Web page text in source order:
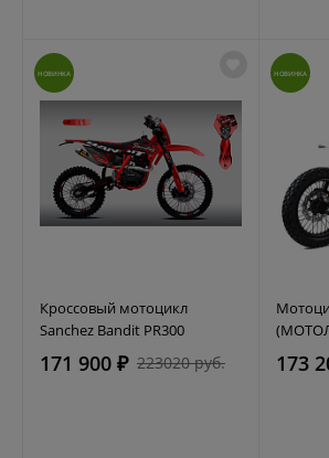
НОВИНКА
Кроссовый мотоцикл
Sanchez Bandit PR300
171 900 ₽ 223020 руб.
НОВИНКА
173